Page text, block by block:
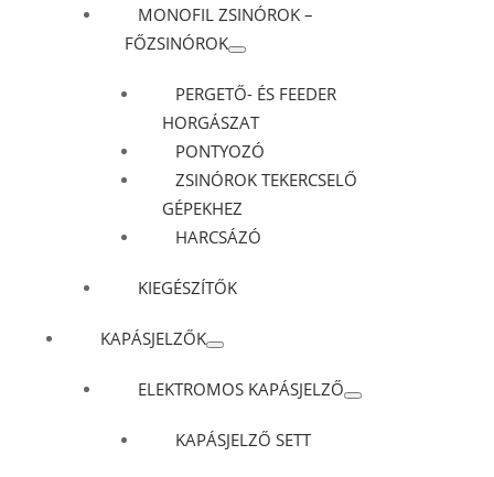
MONOFIL ZSINÓROK –
FŐZSINÓROK
PERGETŐ- ÉS FEEDER
HORGÁSZAT
PONTYOZÓ
ZSINÓROK TEKERCSELŐ
GÉPEKHEZ
HARCSÁZÓ
KIEGÉSZÍTŐK
KAPÁSJELZŐK
ELEKTROMOS KAPÁSJELZŐ
KAPÁSJELZŐ SETT